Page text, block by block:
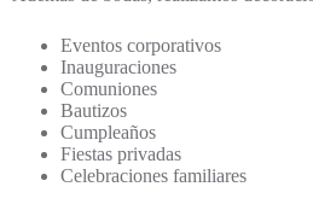
Eventos corporativos
Inauguraciones
Comuniones
Bautizos
Cumpleaños
Fiestas privadas
Celebraciones familiares